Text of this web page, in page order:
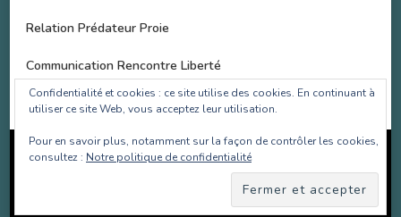
Relation Prédateur Proie
Communication Rencontre Liberté
Copyright SOS Bulle d'Amour 2017-2022 | Site réalisé par
.Site animé par
Confidentialité et cookies : ce site utilise des cookies. En continuant à
utiliser ce site Web, vous acceptez leur utilisation.
Pour en savoir plus, notamment sur la façon de contrôler les cookies,
consultez : Notre politique de confidentialité